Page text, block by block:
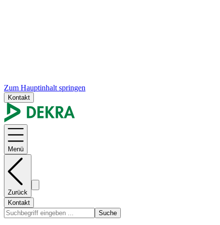
Zum Hauptinhalt springen
Kontakt
Menü
Zurück
Kontakt
Suche